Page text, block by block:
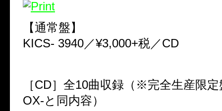
【通常盤】
KICS- 3940／¥3,000+税／CD
［CD］全10曲収録（※完全生産限
OX-と同内容）